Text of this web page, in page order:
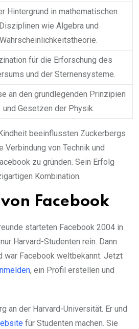
Hintergrund in mathematischen
Disziplinen wie Algebra und
Wahrscheinlichkeitstheorie.
für die Erforschung des
und der Sternensysteme.
an den grundlegenden Prinzipien
und Gesetzen der Physik.
beeinflussten Zuckerbergs
Verbindung von Technik und
zu gründen. Sein Erfolg
Kombination.
Facebook
starteten Facebook 2004 in
Harvard-Studenten rein. Dann
war Facebook weltbekannt. Jetzt
, ein Profil erstellen und
an der Harvard-Universität. Er und
für Studenten machen. Sie